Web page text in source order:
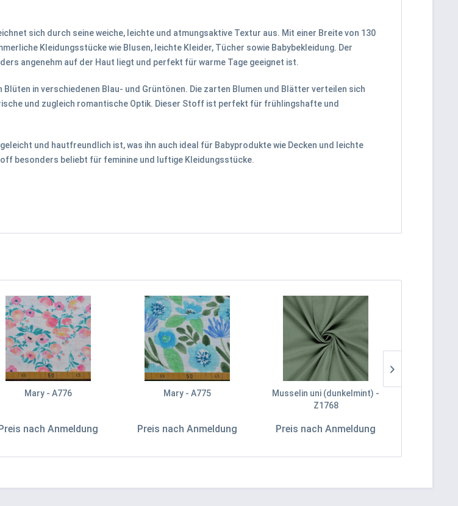
sich durch seine weiche, leichte und atmungsaktive Textur aus. Mit einer Breite von 130
Kleidungsstücke wie Blusen, leichte Kleider, Tücher sowie Babybekleidung. Der
angenehm auf der Haut liegt und perfekt für warme Tage geeignet ist.
in verschiedenen Blau- und Grüntönen. Die zarten Blumen und Blätter verteilen sich
und zugleich romantische Optik. Dieser Stoff ist perfekt für frühlingshafte und
und hautfreundlich ist, was ihn auch ideal für Babyprodukte wie Decken und leichte
besonders beliebt für feminine und luftige Kleidungsstücke.
Mary - A776
nach Anmeldung
Mary - A775
Preis nach Anmeldung
Musselin uni (dunkelmint) -
Z1768
Preis nach Anmeldung